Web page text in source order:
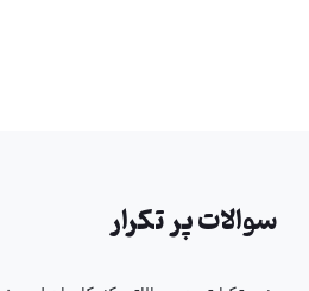
سوالات پر تکرار